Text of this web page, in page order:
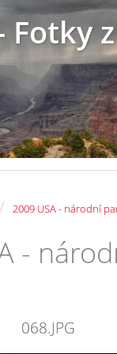
Fotky
2009 USA - národní
-
068.JPG